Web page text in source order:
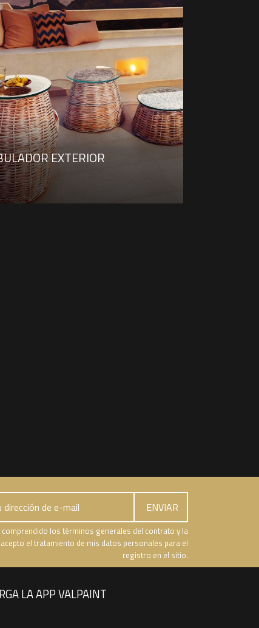
EXTERIOR
comprendido los términos generales del contrato y la
el tratamiento de mis datos personales para el
registro en el sitio.
LA APP VALPAINT